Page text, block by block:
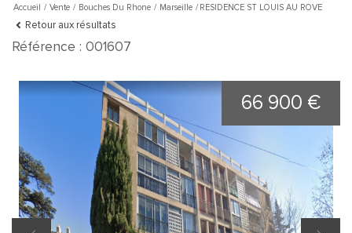
Accueil Vente Bouches Du Rhone Marseille RESIDENCE ST LOUIS AU ROVE
Retour aux résultats
Référence : 001607
66 900 €